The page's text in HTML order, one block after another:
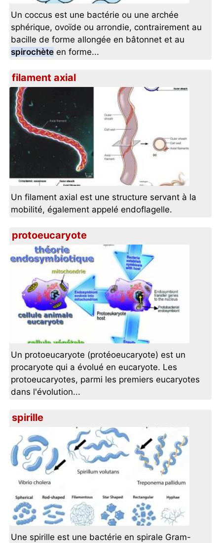
Un coccus est une bactérie ou une archée
sphérique, ovoïde ou arrondie, contrairement au
bacille de forme allongée en bâtonnet et au
spirochète en forme...
filament axial
Un filament axial est une structure servant à la
mobilité, également appelé endoflagelle.
protoeucaryote
Un protoeucaryote (protéoeucaryote) est un
procaryote qui a évolué en eucaryote. Les
protoeucaryotes, parmi les premiers eucaryotes
dans l'évolution...
spirille
Une spirille est une bactérie en spirale Gram-